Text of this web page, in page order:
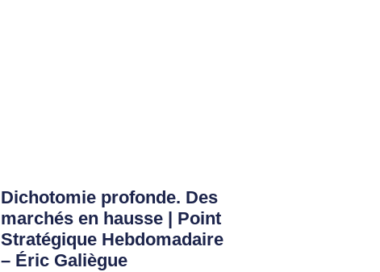
Dichotomie profonde. Des
marchés en hausse | Point
Stratégique Hebdomadaire
– Éric Galiègue